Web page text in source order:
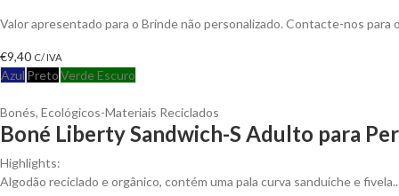
Valor apresentado para o Brinde não personalizado. Contacte-nos
€9,40 C/ IVA
Azul PretoVerde Escuro
Bonés, Ecológicos-Materiais Reciclados
Boné Liberty Sandwich-S Adulto para
Highlights:
Algodão reciclado e orgânico, contém uma pala curva sanduíche e